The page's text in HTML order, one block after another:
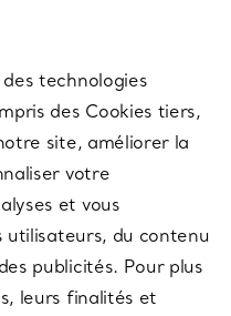
technologies
des Cookies tiers,
site, améliorer la
votre
et vous
utilisateurs, du contenu
publicités. Pour plus
leurs finalités et